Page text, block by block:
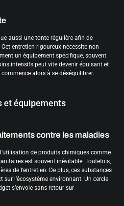
aussi une tonte régulière afin de
entretien rigoureux nécessite non
un équipement spécifique, souvent
intensifs peut vite devenir épuisant et
alors à se déséquilibrer.
et équipements
contre les maladies
de produits chimiques comme
est souvent inévitable. Toutefois,
de l’entretien. De plus, ces substances
l’écosystème environnant. Un cercle
s’envole sans retour sur